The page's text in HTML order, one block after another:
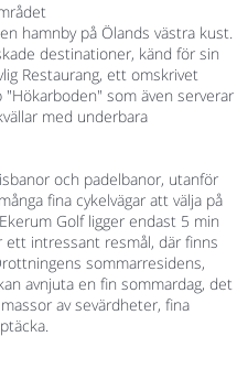
hamnby på Ölands västra kust.
destinationer, känd för sin
Restaurang, ett omskrivet
som även serverar
med underbara
och padelbanor, utanför
fina cykelvägar att välja på
Golf ligger endast 5 min
intressant resmål, där finns
sommarresidens,
avnjuta en fin sommardag, det
av sevärdheter, fina